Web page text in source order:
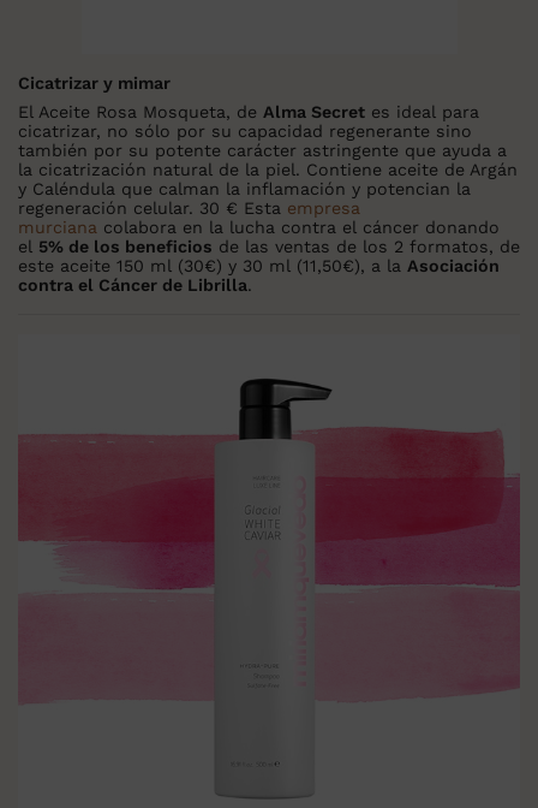
Cicatrizar y mimar
El Aceite Rosa Mosqueta, de Alma Secret es ideal para
cicatrizar, no sólo por su capacidad regenerante sino
también por su potente carácter astringente que ayuda a
la cicatrización natural de la piel. Contiene aceite de Argán
y Caléndula que calman la inflamación y potencian la
regeneración celular. 30 € Esta empresa
murciana colabora en la lucha contra el cáncer donando
el 5% de los beneficios de las ventas de los 2 formatos, de
este aceite 150 ml (30€) y 30 ml (11,50€), a la Asociación
contra el Cáncer de Librilla.